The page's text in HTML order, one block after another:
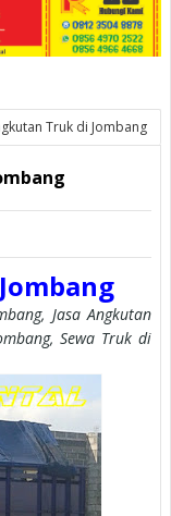
Truk di Jombang
Jasa Angkutan
Sewa Truk di